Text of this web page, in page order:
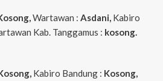
Wartawan : Asdani, Kabiro
Kab. Tanggamus : kosong.
Kabiro Bandung : Kosong,